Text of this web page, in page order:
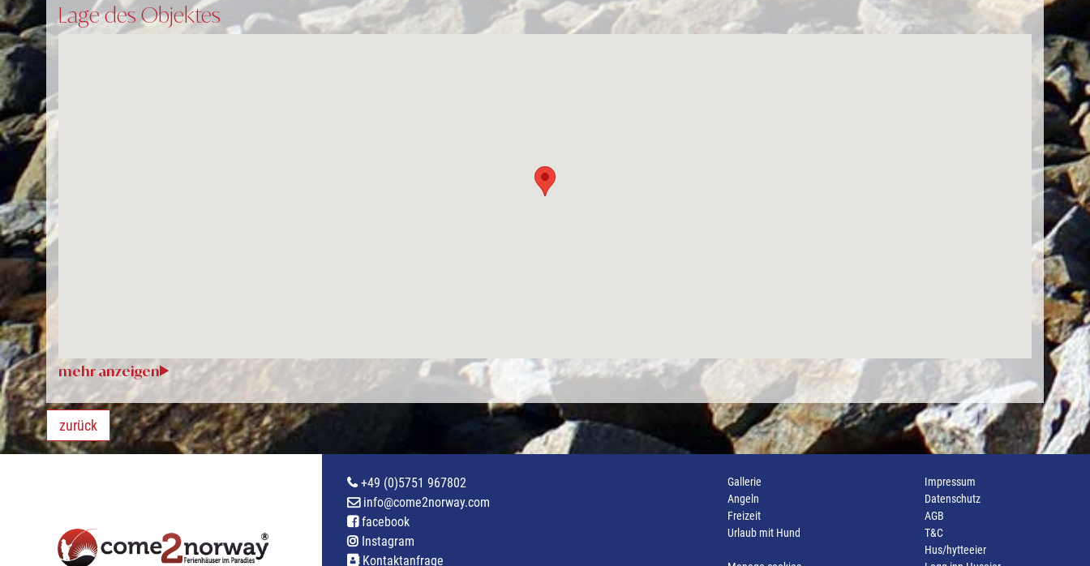
Lage des Objektes
zurück
+49 (0)5751 967802
info@come2norway.com
facebook
Instagram
Kontaktanfrage
Gallerie
Angeln
Freizeit
Urlaub mit Hund
Impressum
Datenschutz
AGB
T&C
Hus/hytteeier